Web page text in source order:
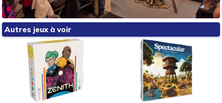
Autres jeux à voir